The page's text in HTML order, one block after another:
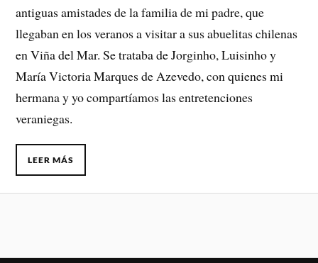
antiguas amistades de la familia de mi padre, que
llegaban en los veranos a visitar a sus abuelitas chilenas
en Viña del Mar. Se trataba de Jorginho, Luisinho y
María Victoria Marques de Azevedo, con quienes mi
hermana y yo compartíamos las entretenciones
veraniegas.
LEER MÁS